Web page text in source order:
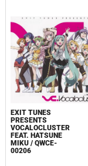
EXIT TUNES
PRESENTS
VOCALOCLUSTER
FEAT. HATSUNE
MIKU / QWCE-
00206